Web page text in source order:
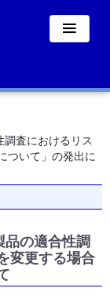
査におけるリス
ついて」の発出に
品の適合性調
変更する場合